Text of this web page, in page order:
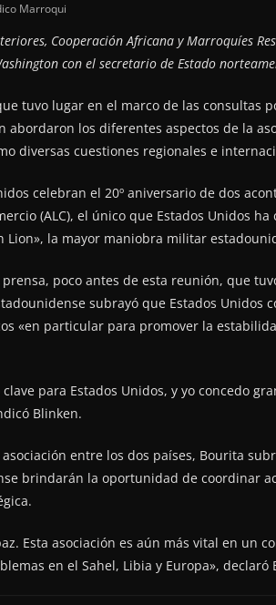
Marroqui
Cooperación Africana y Marroquíes
con el secretario de Estado
tuvo lugar en el marco de las consultas
abordaron los diferentes aspectos de la
diversas cuestiones regionales e
celebran el 20º aniversario de dos
(ALC), el único que Estados Unidos
Lion», la mayor maniobra militar
poco antes de esta reunión, que
subrayó que Estados Unidos
«en particular para promover la
para Estados Unidos, y yo concedo
Blinken.
entre los dos países, Bourita
brindarán la oportunidad de coordinar
Esta asociación es aún más vital en un
en el Sahel, Libia y Europa», declaró